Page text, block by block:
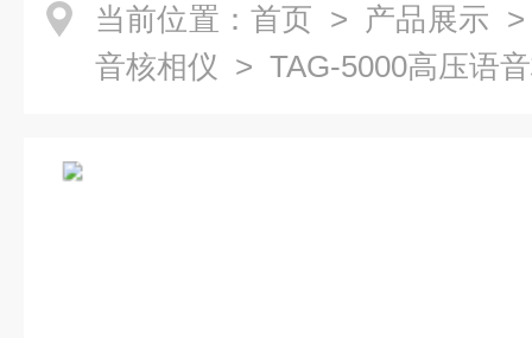
当前位置： 首页 > 产品展示
音核相仪 > TAG-5000高压语